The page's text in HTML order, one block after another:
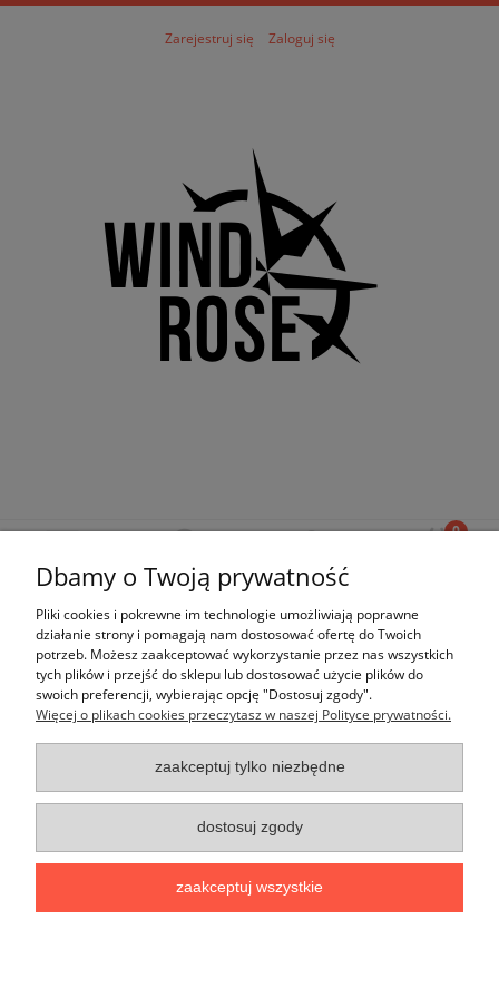
Zarejestruj się Zaloguj się
Ten produkt jest niedostępny.
Moje konto
Płatności i dostawa
Informacje
O nas
Dbamy o Twoją prywatność
Pliki cookies i pokrewne im technologie umożliwiają poprawne
działanie strony i pomagają nam dostosować ofertę do Twoich
potrzeb. Możesz zaakceptować wykorzystanie przez nas wszystkich
tych plików i przejść do sklepu lub dostosować użycie plików do
swoich preferencji, wybierając opcję "Dostosuj zgody".
Więcej o plikach cookies przeczytasz w naszej Polityce prywatności.
zaakceptuj tylko niezbędne
dostosuj zgody
zaakceptuj wszystkie